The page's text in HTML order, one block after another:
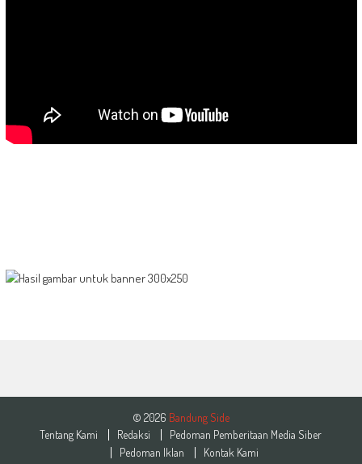
© 2026 Bandung Side
Tentang Kami
Redaksi
Pedoman Pemberitaan Media Siber
Pedoman Iklan
Kontak Kami